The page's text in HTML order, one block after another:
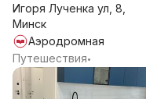
Игоря Лученка ул, 8,
Минск
Аэродромная
Путешествия•